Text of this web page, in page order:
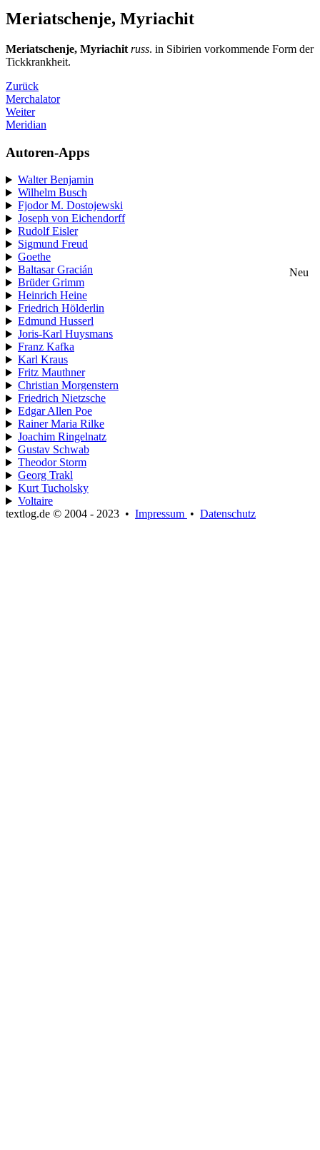
Meriatschenje, Myriachit
Meriatschenje, Myriachit russ. in Sibirien vorkommende Form der
Tickkrankheit.
Zurück
Merchalator
Weiter
Meridian
Autoren-Apps
Walter Benjamin
Wilhelm Busch
Fjodor M. Dostojewski
Joseph von Eichendorff
Rudolf Eisler
Sigmund Freud
Goethe
Baltasar Gracián
Neu
Brüder Grimm
Heinrich Heine
Friedrich Hölderlin
Edmund Husserl
Joris-Karl Huysmans
Franz Kafka
Karl Kraus
Fritz Mauthner
Christian Morgenstern
Friedrich Nietzsche
Edgar Allen Poe
Rainer Maria Rilke
Joachim Ringelnatz
Gustav Schwab
Theodor Storm
Georg Trakl
Kurt Tucholsky
Voltaire
textlog.de © 2004 - 2023 • Impressum • Datenschutz